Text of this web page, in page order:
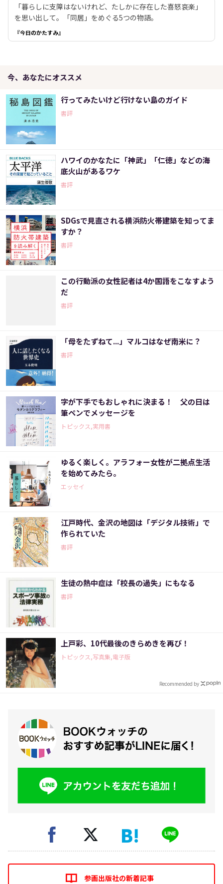
「暮らしに支障はないけれど、たしかに存在した喜怒哀楽」
を思い出して。「同居」をめぐる5つの物語。
『今日のかたすみ』
今、あなたにオススメ
行ってみたいけど行けない島のガイド
書評
ハワイのかなたに「神武」「仁徳」などの海
底火山があるワケ
書評
SDGsで見直される横浜防火帯建築を知ってま
すか？
書評
この行動派の女性記者は4か国語をこなすよう
だ
書評
「母をたずねて...」マルコはなぜ南米に？
書評
字が下手でもおしゃれに決まる！ 父の日は
筆ペンでメッセージを
トピックス,実用書
ゆるく楽しく。アラフォー女性が二拠点生活
を始めてみたら。
エッセイ
江戸時代、金沢の地図は「デジタル技術」で
作られていた
書評
生徒の熱中症は「校長の過失」にもなる
書評
上戸彩、10代最後のきらめきを再び！
トピックス,写真集,電子版
Recommended by
参画出版社の新着記事